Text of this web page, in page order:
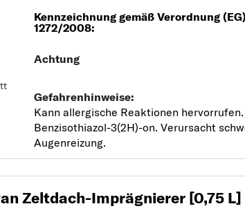
Zeltdach-Imprägnierer [0,75 L]